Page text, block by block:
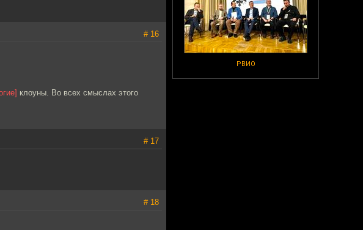
РВИО
# 16
клоуны. Во всех смыслах этого
# 17
# 18